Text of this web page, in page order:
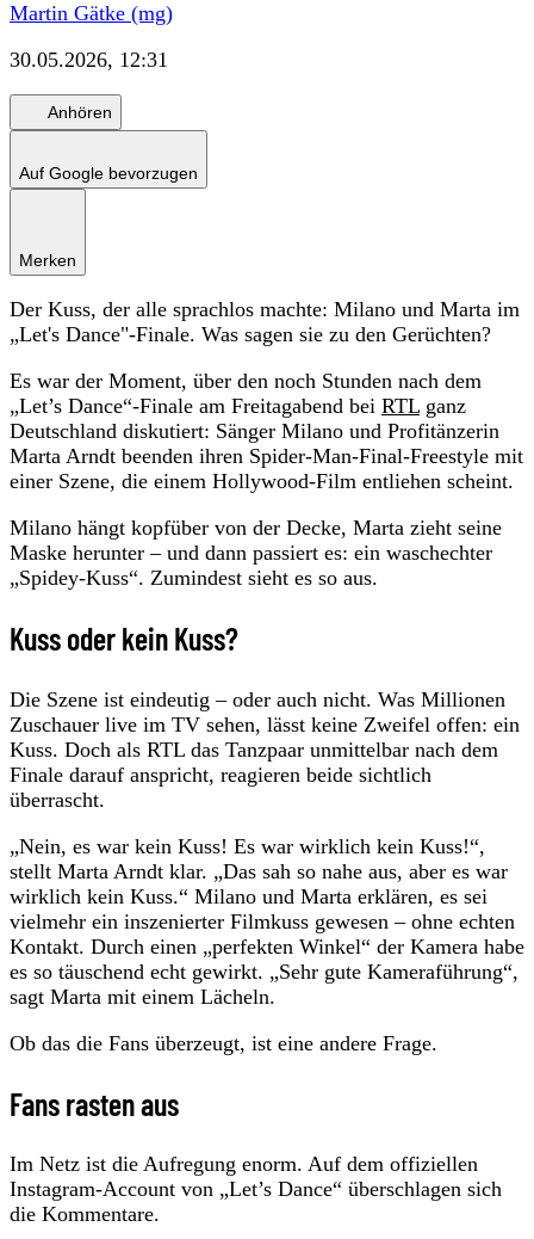
Martin Gätke (mg)
30.05.2026, 12:31
Anhören
Auf Google bevorzugen
Merken
Der Kuss, der alle sprachlos machte: Milano und Marta im
„Let's Dance"-Finale. Was sagen sie zu den Gerüchten?
Es war der Moment, über den noch Stunden nach dem
„Let’s Dance“-Finale am Freitagabend bei RTL ganz
Deutschland diskutiert: Sänger Milano und Profitänzerin
Marta Arndt beenden ihren Spider-Man-Final-Freestyle mit
einer Szene, die einem Hollywood-Film entliehen scheint.
Milano hängt kopfüber von der Decke, Marta zieht seine
Maske herunter – und dann passiert es: ein waschechter
„Spidey-Kuss“. Zumindest sieht es so aus.
Kuss oder kein Kuss?
Die Szene ist eindeutig – oder auch nicht. Was Millionen
Zuschauer live im TV sehen, lässt keine Zweifel offen: ein
Kuss. Doch als RTL das Tanzpaar unmittelbar nach dem
Finale darauf anspricht, reagieren beide sichtlich
überrascht.
„Nein, es war kein Kuss! Es war wirklich kein Kuss!“,
stellt Marta Arndt klar. „Das sah so nahe aus, aber es war
wirklich kein Kuss.“ Milano und Marta erklären, es sei
vielmehr ein inszenierter Filmkuss gewesen – ohne echten
Kontakt. Durch einen „perfekten Winkel“ der Kamera habe
es so täuschend echt gewirkt. „Sehr gute Kameraführung“,
sagt Marta mit einem Lächeln.
Ob das die Fans überzeugt, ist eine andere Frage.
Fans rasten aus
Im Netz ist die Aufregung enorm. Auf dem offiziellen
Instagram-Account von „Let’s Dance“ überschlagen sich
die Kommentare.